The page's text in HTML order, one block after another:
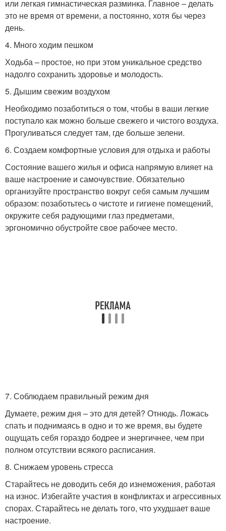
или легкая гимнастическая разминка. Главное – делать
это не время от времени, а постоянно, хотя бы через
день.
4. Много ходим пешком
Ходьба – простое, но при этом уникальное средство
надолго сохранить здоровье и молодость.
5. Дышим свежим воздухом
Необходимо позаботиться о том, чтобы в ваши легкие
поступало как можно больше свежего и чистого воздуха.
Прогуливаться следует там, где больше зелени.
6. Создаем комфортные условия для отдыха и работы
Состояние вашего жилья и офиса напрямую влияет на
ваше настроение и самочувствие. Обязательно
организуйте пространство вокруг себя самым лучшим
образом: позаботьтесь о чистоте и гигиене помещений,
окружите себя радующими глаз предметами,
эргономично обустройте свое рабочее место.
7. Соблюдаем правильный режим дня
Думаете, режим дня – это для детей? Отнюдь. Ложась
спать и поднимаясь в одно и то же время, вы будете
ощущать себя гораздо бодрее и энергичнее, чем при
полном отсутствии всякого расписания.
8. Снижаем уровень стресса
Старайтесь не доводить себя до изнеможения, работая
на износ. Избегайте участия в конфликтах и агрессивных
спорах. Старайтесь не делать того, что ухудшает ваше
настроение.